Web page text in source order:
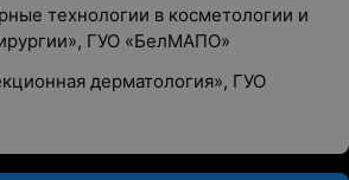
технологии в косметологии и
ГУО «БелМАПО»
дерматология», ГУО